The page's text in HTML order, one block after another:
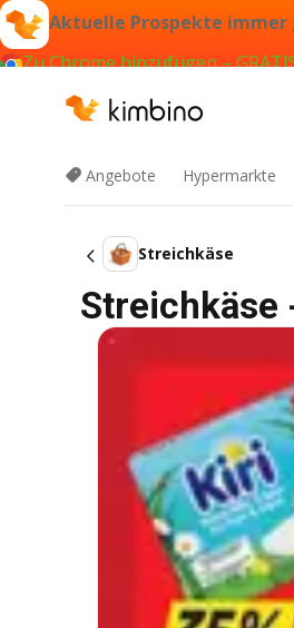
Aktuelle Prospekte
Zu Chrome hinzufügen –
Angebote Hypermarkte
Streichkäse
Streichkäse